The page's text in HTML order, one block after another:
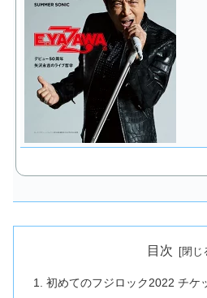
目次
初めてのフジロック2022 チケ